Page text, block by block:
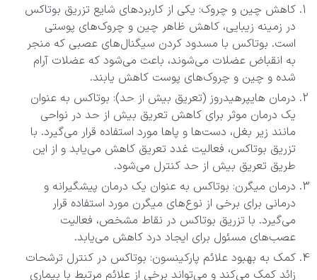
کاهش چین و چروک: یکی از کاربردهای شایع تزریق بوتاکس
در زمینه زیبایی، کاهش ظاهر چین و چروک‌های پوستی
است. بوتاکس با مسدود کردن سیگنال‌های عصبی که منجر
به انقباض عضلات می‌شوند، باعث می‌شود که عضلات آرام
شده و چین و چروک‌های پوست کاهش یابند.
درمان هایپرهیدروز (تعریق بیش از حد): بوتاکس به عنوان
یک درمان موثر برای کاهش تعریق بیش از حد در نواحی
مانند زیر بغل، دست‌ها و پاها مورد استفاده قرار می‌گیرد. با
تزریق بوتاکس، فعالیت غدد تعریق کاهش می‌یابد و از این
طریق تعریق بیش از حد کنترل می‌شود.
درمان میگرن: بوتاکس به عنوان یک درمان پیشگیرانه و
درمانی برای برخی از نوع‌های میگرن مورد استفاده قرار
می‌گیرد. با تزریق بوتاکس در نقاط مشخص، فعالیت
عصب‌های مسئول برای ایجاد درد کاهش می‌یابد.
کمک به بهبود علائم پارکینسون: بوتاکس در کنترل ترشحات
زائد کمک می‌کند و می‌تواند برخی از علائم مرتبط با بیماری